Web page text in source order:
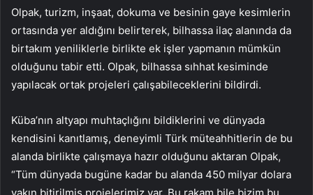
Olpak, turizm, inşaat, dokuma ve besinin gaye kesimlerin
ortasında yer aldığını belirterek, bilhassa ilaç alanında da
birtakım yeniliklerle birlikte ek işler yapmanın mümkün
olduğunu tabir etti. Olpak, bilhassa sıhhat kesiminde
yapılacak ortak projeleri çalışabileceklerini bildirdi.
Küba’nın altyapı muhtaçlığını bildiklerini ve dünyada
kendisini kanıtlamış, deneyimli Türk müteahhitlerin de bu
alanda birlikte çalışmaya hazır olduğunu aktaran Olpak,
“Tüm dünyada bugüne kadar bu alanda 450 milyar dolara
yakın bitirilmiş projelerimiz var. Bu rakam bile bizim bu